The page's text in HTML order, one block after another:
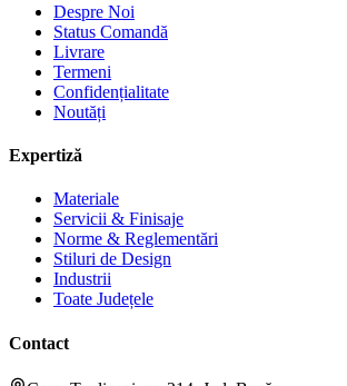
Despre Noi
Status Comandă
Livrare
Termeni
Confidențialitate
Noutăți
Expertiză
Materiale
Servicii & Finisaje
Norme & Reglementări
Stiluri de Design
Industrii
Toate Județele
Contact